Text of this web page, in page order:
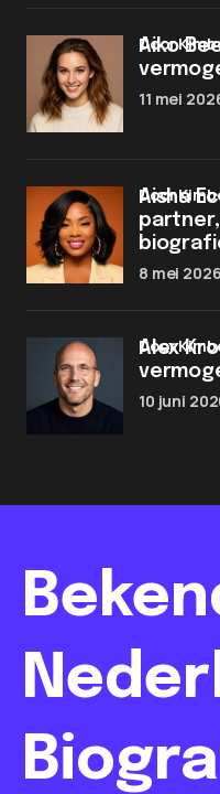
Aiko
door
11 mei
Aisha
door
8 mei 2026
Alex
door
10 juni